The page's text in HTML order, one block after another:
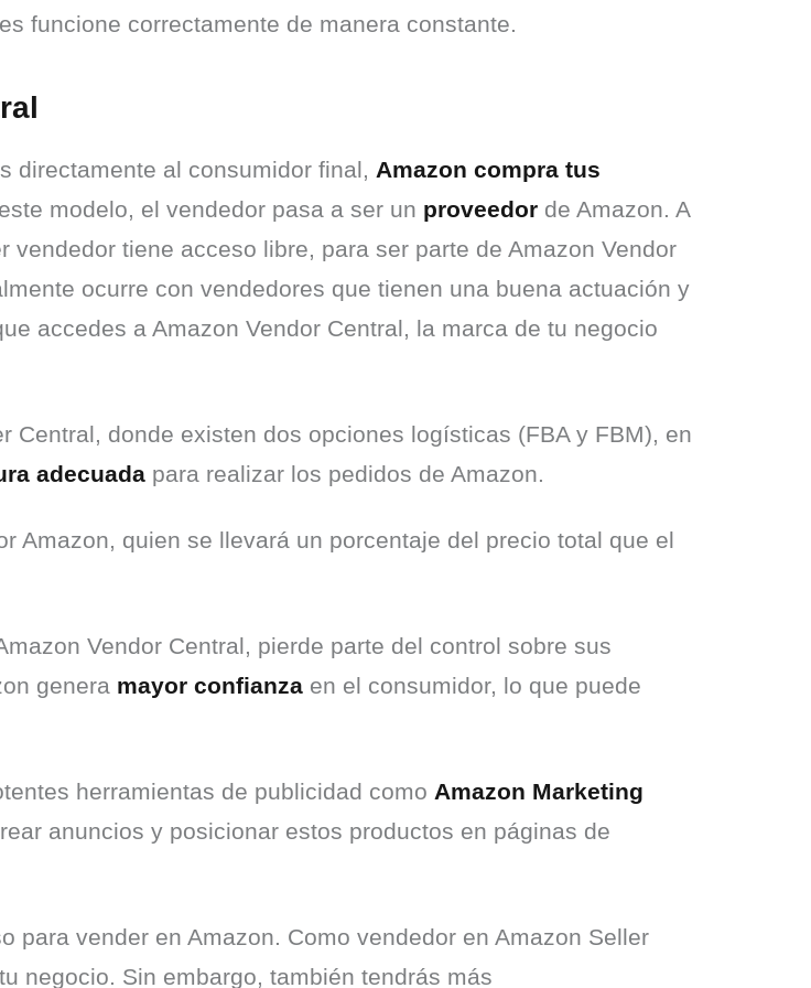
funcione correctamente de manera constante.
directamente al consumidor final, Amazon compra tus
modelo, el vendedor pasa a ser un proveedor de Amazon. A
tiene acceso libre, para ser parte de Amazon Vendor
ocurre con vendedores que tienen una buena actuación y
accedes a Amazon Vendor Central, la marca de tu negocio
Central, donde existen dos opciones logísticas (FBA y FBM), en
adecuada para realizar los pedidos de Amazon.
Amazon, quien se llevará un porcentaje del precio total que el
Vendor Central, pierde parte del control sobre sus
genera mayor confianza en el consumidor, lo que puede
herramientas de publicidad como Amazon Marketing
para vender en Amazon. Como vendedor en Amazon Seller
negocio. Sin embargo, también tendrás más